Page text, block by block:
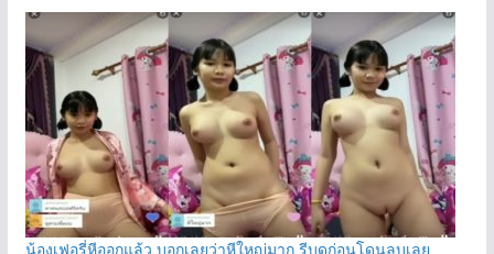
น้องเฟอรี่หีออกแล้ว บอกเลยว่าหีใหญ่มาก รีบดูก่อนโดนลบเลย